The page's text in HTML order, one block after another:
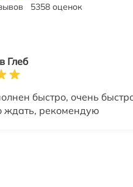
5358 оценок
Глеб
быстро, очень
ждать, рекомендую